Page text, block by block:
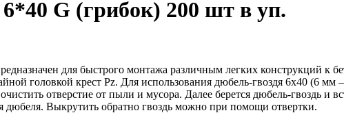
G (грибок) 200 шт в уп.
для быстрого монтажа различным легких конструкций
головкой крест Pz. Для использования дюбель-гвоздя 6х40 (6
отверстие от пыли и мусора. Далее берется дюбель-гвоздь и
дюбеля. Выкрутить обратно гвоздь можно при помощи отвертки.